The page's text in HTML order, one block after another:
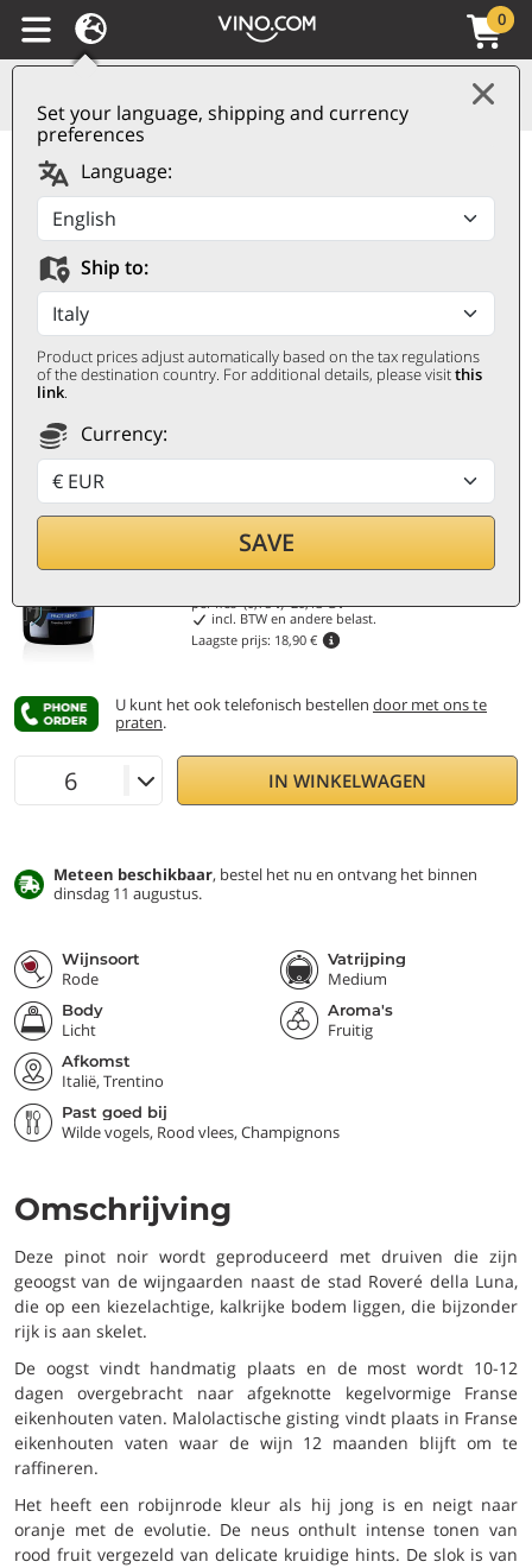
Set your language, shipping and currency
preferences
Language:
Ship to:
Product prices adjust automatically based on the tax regulations
of the destination country. For additional details, please visitthis
link.
Currency:
SAVE
0
Trentino Pinot Nero
DOC 2021 Roveré della
Luna
ROVERÉ DELLA LUNA
0,75 ℓ
Korting 20%
15,10€
per fles (0,75 ℓ)20,13€/ℓ
incl. BTW en andere belast.
Laagste prijs: 18,90 €
U kunt het ook telefonisch bestellen door met ons te
praten.
IN WINKELWAGEN
Meteen beschikbaar, bestel het nu en ontvang het binnen
dinsdag 11 augustus.
Wijnsoort
Rode
Vatrijping
Medium
Body
Licht
Aroma's
Fruitig
Afkomst
Italië, Trentino
Past goed bij
Wilde vogels, Rood vlees, Champignons
Omschrijving
Deze pinot noir wordt geproduceerd met druiven die zijn
geoogst van de wijngaarden naast de stad Roveré della Luna,
die op een kiezelachtige, kalkrijke bodem liggen, die bijzonder
rijk is aan skelet.
De oogst vindt handmatig plaats en de most wordt 10-12
dagen overgebracht naar afgeknotte kegelvormige Franse
eikenhouten vaten. Malolactische gisting vindt plaats in Franse
eikenhouten vaten waar de wijn 12 maanden blijft om te
raffineren.
Het heeft een robijnrode kleur als hij jong is en neigt naar
oranje met de evolutie. De neus onthult intense tonen van
rood fruit vergezeld van delicate kruidige hints. De slok is van